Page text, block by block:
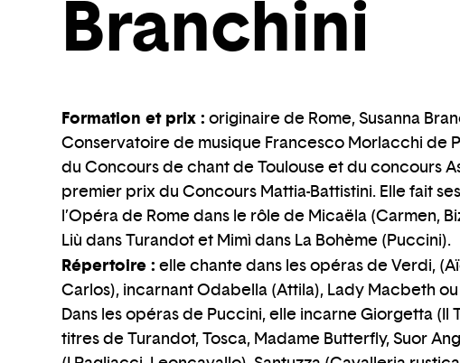
Branchini
Formation et prix : originaire de Rome, Susanna
Conservatoire de musique Francesco Morlacchi de
du Concours de chant de Toulouse et du concours
premier prix du Concours Mattia-Battistini. Elle fait
l’Opéra de Rome dans le rôle de Micaëla (Carmen,
Liù dans Turandot et Mimì dans La Bohème (Puccini).
Répertoire : elle chante dans les opéras de Verdi,
Carlos), incarnant Odabella (Attila), Lady Macbeth
Dans les opéras de Puccini, elle incarne Giorgetta (Il
titres de Turandot, Tosca, Madame Butterfly, Suor